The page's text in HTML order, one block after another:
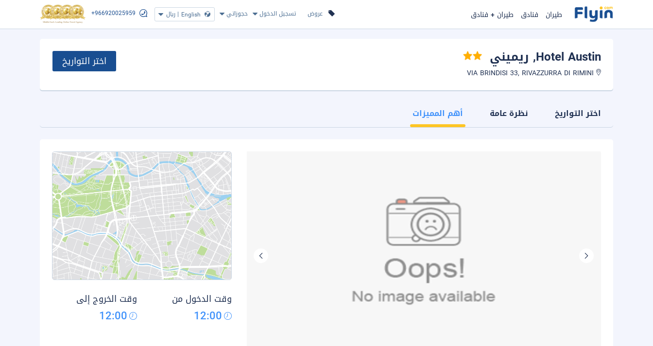
عروض تسجيل الدخول حجوزاتي English
| ريال +966920025959 طيران فنادق طيران + فنادق
Hotel Austin, ريميني اختر التواريخ
اختر التواريخ نظرة عامة أهم المميزات
وقت الدخول من
12:00
وقت الخروج إلى
12:00